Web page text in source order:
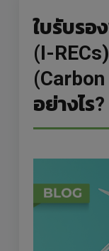
ใบรับรอ
(I-
อย่างไร?